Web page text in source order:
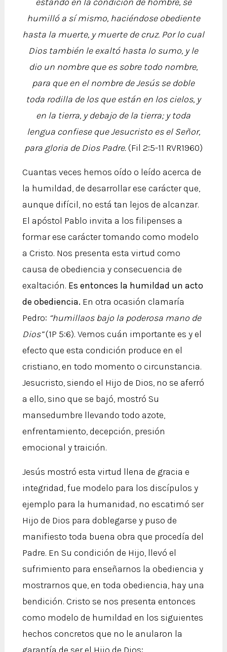
humilló a sí mismo, haciéndose obediente
hasta la muerte, y muerte de cruz. Por lo cual
Dios también le exaltó hasta lo sumo, y le
dio un nombre que es sobre todo nombre,
para que en el nombre de Jesús se doble
toda rodilla de los que están en los cielos, y
en la tierra, y debajo de la tierra; y toda
lengua confiese que Jesucristo es el Señor,
para gloria de Dios Padre.(Fil 2:5-11 RVR1960)
Cuantas veces hemos oído o leído acerca de
la humildad, de desarrollar ese carácter que,
aunque difícil, no está tan lejos de alcanzar.
El apóstol Pablo invita a los filipenses a
formar ese carácter tomando como modelo
a Cristo. Nos presenta esta virtud como
causa de obediencia y consecuencia de
exaltación. Es entonces la humildad un acto
de obediencia. En otra ocasión clamaría
Pedro: ‘’humillaos bajo la poderosa mano de
Dios”(1P 5:6). Vemos cuán importante es y el
efecto que esta condición produce en el
cristiano, en todo momento o circunstancia.
Jesucristo, siendo el Hijo de Dios, no se aferró
a ello, sino que se bajó, mostró Su
mansedumbre llevando todo azote,
enfrentamiento, decepción, presión
emocional y traición.
Jesús mostró esta virtud llena de gracia e
integridad, fue modelo para los discípulos y
ejemplo para la humanidad, no escatimó ser
Hijo de Dios para doblegarse y puso de
manifiesto toda buena obra que procedía del
Padre. En Su condición de Hijo, llevó el
sufrimiento para enseñarnos la obediencia y
mostrarnos que, en toda obediencia, hay una
bendición. Cristo se nos presenta entonces
como modelo de humildad en los siguientes
hechos concretos que no le anularon la